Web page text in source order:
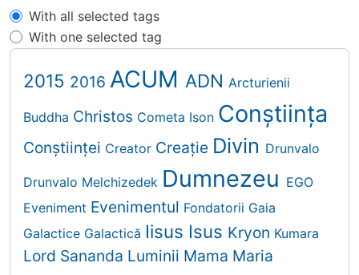
With all selected tags
With one selected tag
2015 2016 ACUM ADN Arcturienii
Buddha Christos Cometa Ison Conștiința
Conștiinței Creator Creaţie Divin Drunvalo
Drunvalo Melchizedek Dumnezeu EGO
Eveniment Evenimentul Fondatorii Gaia
Galactice Galactică Iisus Isus Kryon Kumara
Lord Sananda Luminii Mama Maria